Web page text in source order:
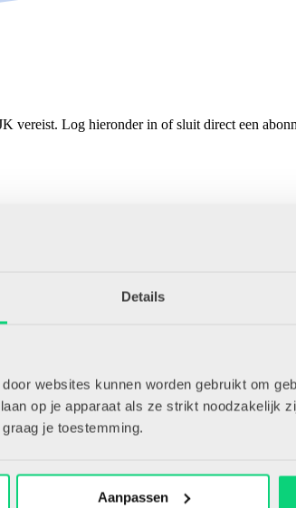
Details
websites kunnen worden gebruikt om
op je apparaat als ze strikt noodzakelijk
je toestemming.
Aanpassen
vereist. Log hieronder in of sluit direct een